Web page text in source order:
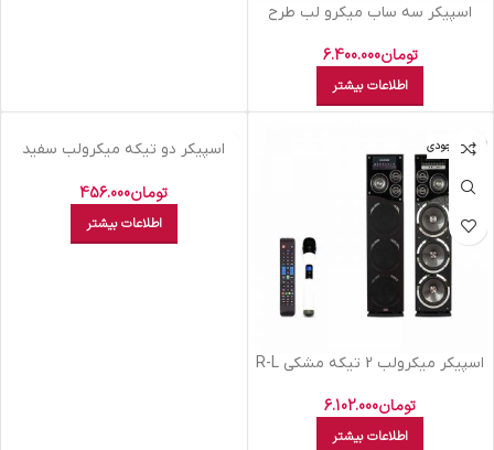
اسپيکر سه ساب ميکرو لب طرح
تومان6.400.000
اطلاعات بیشتر
اتمام موجودی
اسپيکر ميکرولب 2 تيکه مشکي R-L
تومان6.102.000
اطلاعات بیشتر
اتمام موجودی
اسپيکر دو تيکه ميکرولب سفید
تومان456.000
اطلاعات بیشتر